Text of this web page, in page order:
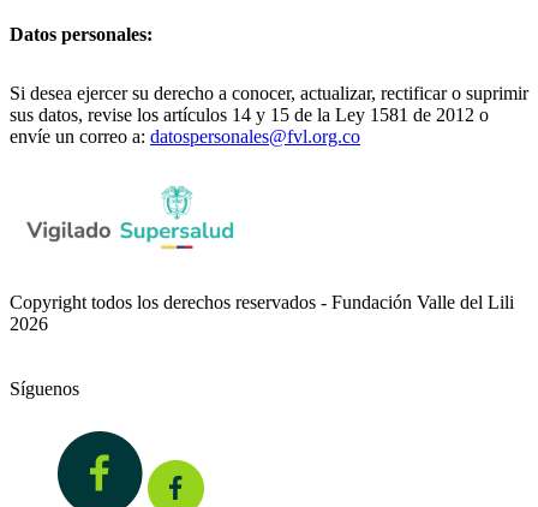
Datos personales:
Si desea ejercer su derecho a conocer, actualizar, rectificar o suprimir
sus datos, revise los artículos 14 y 15 de la Ley 1581 de 2012 o
envíe un correo a: datospersonales@fvl.org.co
Copyright todos los derechos reservados - Fundación Valle del Lili
2026
Síguenos